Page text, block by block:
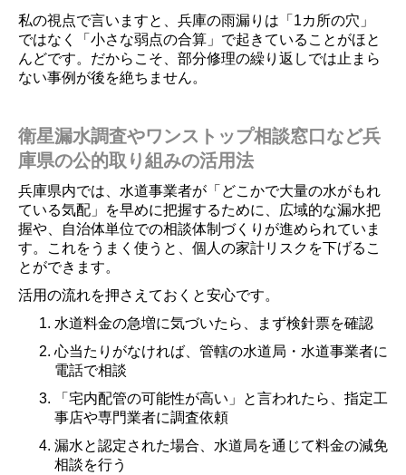
私の視点で言いますと、兵庫の雨漏りは「1カ所の穴」
ではなく「小さな弱点の合算」で起きていることがほと
んどです。だからこそ、部分修理の繰り返しでは止まら
ない事例が後を絶ちません。
衛星漏水調査やワンストップ相談窓口など兵
庫県の公的取り組みの活用法
兵庫県内では、水道事業者が「どこかで大量の水がもれ
ている気配」を早めに把握するために、広域的な漏水把
握や、自治体単位での相談体制づくりが進められていま
す。これをうまく使うと、個人の家計リスクを下げるこ
とができます。
活用の流れを押さえておくと安心です。
水道料金の急増に気づいたら、まず検針票を確認
心当たりがなければ、管轄の水道局・水道事業者に
電話で相談
「宅内配管の可能性が高い」と言われたら、指定工
事店や専門業者に調査依頼
漏水と認定された場合、水道局を通じて料金の減免
相談を行う